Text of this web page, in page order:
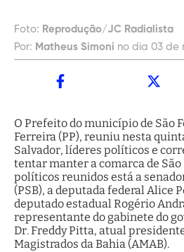
Foto: Reprodução/JC Radialista
Por: Matheus Simoni no dia 03 de
O Prefeito do município de São
Ferreira (PP), reuniu nesta
Salvador, líderes políticos e
tentar manter a comarca de São
políticos reunidos está a
(PSB), a deputada federal Alice
deputado estadual Rogério
representante do gabinete do
Dr. Freddy Pitta, atual
Magistrados da Bahia (AMAB).